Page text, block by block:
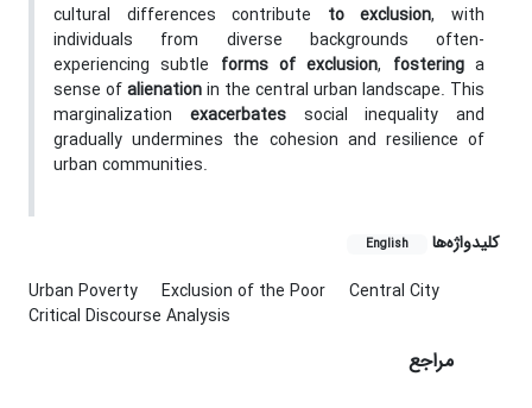
cultural differences contribute to exclusion, with
individuals from diverse backgrounds often-
experiencing subtle forms of exclusion, fosteringa
sense ofalienationin the central urban landscape. This
marginalization exacerbatessocial inequality and
gradually undermines the cohesion and resilience of
urban communities.
کلیدواژه‌ها English
Urban Poverty Exclusion of the Poor
Central City
Critical Discourse Analysis
مراجع